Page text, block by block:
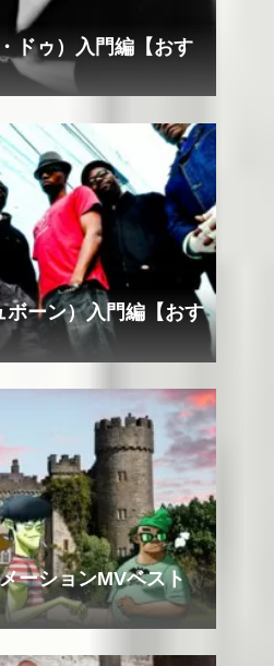
ドゥ）入門編【おす
ーン）入門編【おす
ーションMVベスト